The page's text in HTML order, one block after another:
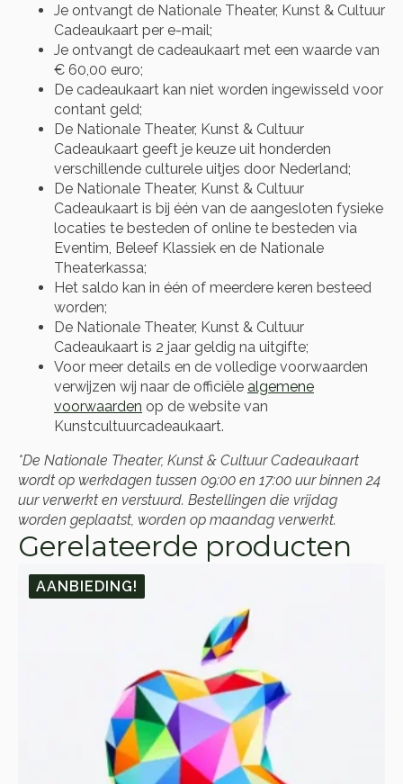
Je ontvangt de Nationale Theater, Kunst & Cultuur
Cadeaukaart per e-mail;
Je ontvangt de cadeaukaart met een waarde van
€ 60,00 euro;
De cadeaukaart kan niet worden ingewisseld voor
contant geld;
De Nationale Theater, Kunst & Cultuur
Cadeaukaart geeft je keuze uit honderden
verschillende culturele uitjes door Nederland;
De Nationale Theater, Kunst & Cultuur
Cadeaukaart is bij één van de aangesloten fysieke
locaties te besteden of online te besteden via
Eventim, Beleef Klassiek en de Nationale
Theaterkassa;
Het saldo kan in één of meerdere keren besteed
worden;
De Nationale Theater, Kunst & Cultuur
Cadeaukaart is 2 jaar geldig na uitgifte;
Voor meer details en de volledige voorwaarden
verwijzen wij naar de officiële algemene
voorwaarden op de website van
Kunstcultuurcadeaukaart.
*De Nationale Theater, Kunst & Cultuur Cadeaukaart
wordt op werkdagen tussen 09:00 en 17:00 uur binnen 24
uur verwerkt en verstuurd. Bestellingen die vrijdag
worden geplaatst, worden op maandag verwerkt.
Gerelateerde producten
AANBIEDING!